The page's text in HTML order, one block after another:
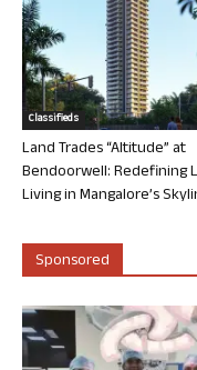
Classifieds
Land Trades “Altitude” at
Bendoorwell: Redefining
Living in Mangalore’s
Sponsored